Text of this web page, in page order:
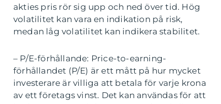
akties pris rör sig upp och ned över tid. Hög
volatilitet kan vara en indikation på risk,
medan låg volatilitet kan indikera stabilitet.
– P/E-förhållande: Price-to-earning-
förhållandet (P/E) är ett mått på hur mycket
investerare är villiga att betala för varje krona
av ett företags vinst. Det kan användas för att